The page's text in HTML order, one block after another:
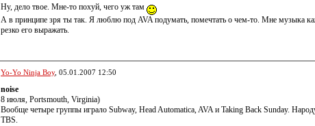
Ну, дело твое. Мне-то похуй, чего уж там
А в принципе зря ты так. Я люблю под AVA подумать, помечтать о чем-то. Мне музыка
резко его выражать.
Yo-Yo Ninja Boy, 05.01.2007 12:50
noise
8 июля, Portsmouth, Virginia)
Вообще четыре группы играло Subway, Head Automatica, AVA и Taking Back Sunday.
TBS.